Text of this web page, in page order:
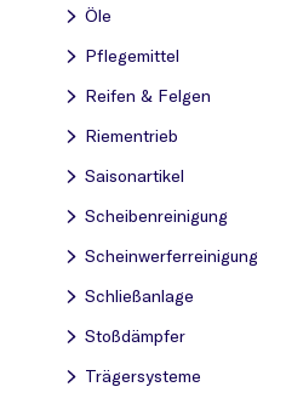
Öle
Pflegemittel
Reifen & Felgen
Riementrieb
Saisonartikel
Scheibenreinigung
Scheinwerferreinigung
Schließanlage
Stoßdämpfer
Trägersysteme